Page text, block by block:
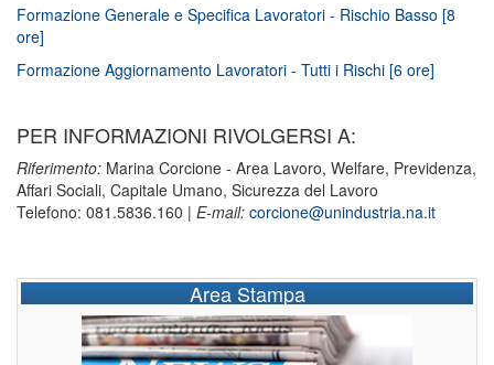
Formazione Generale e Specifica Lavoratori - Rischio Basso [8
ore]
Formazione Aggiornamento Lavoratori - Tutti i Rischi [6 ore]
PER INFORMAZIONI RIVOLGERSI A:
Riferimento: Marina Corcione - Area Lavoro, Welfare, Previdenza,
Affari Sociali, Capitale Umano, Sicurezza del Lavoro
Telefono: 081.5836.160 | E-mail: corcione@unindustria.na.it
Area Stampa